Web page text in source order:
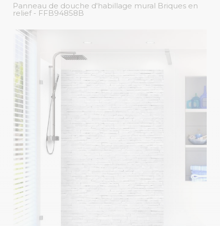
Panneau de douche d'habillage mural Briques en
relief - FFB94858B